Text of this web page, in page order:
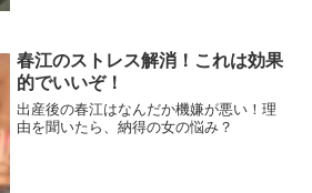
春江のストレス解消！これは効果
的でいいぞ！
出産後の春江はなんだか機嫌が悪い！理
由を聞いたら、納得の女の悩み？